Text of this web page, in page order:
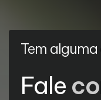
Tem
Fale